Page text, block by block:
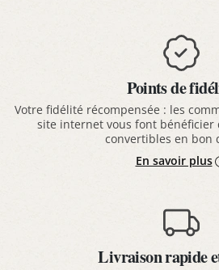
Points de
Votre fidélité récompensée : les
site internet vous font bénéficier
convertibles en bon
En savoir plus
Livraison rapide